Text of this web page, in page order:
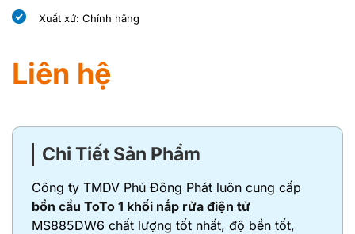
gốc
là:
hiện
tại
Xuất xứ: Chính hãng
Liên hệ
Chi Tiết Sản Phẩm
Công ty TMDV Phú Đông Phát luôn cung cấp
bồn cầu ToTo 1 khối nắp rửa điện tử
MS885DW6 chất lượng tốt nhất, độ bền tốt,